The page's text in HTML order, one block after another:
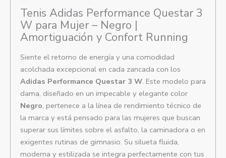
Tenis Adidas Performance Questar 3
W para Mujer – Negro |
Amortiguación y Confort Running
Siente el retorno de energía y una comodidad
acolchada excepcional en cada zancada con los
Adidas Performance Questar 3 W. Este modelo para
dama, diseñado en un impecable y elegante color
Negro, pertenece a la línea de rendimiento técnico de
la marca y está pensado para las mujeres que buscan
superar sus límites sobre el asfalto, la caminadora o en
exigentes rutinas de gimnasio. Su silueta fluida,
moderna y estilizada se integra perfectamente con tus